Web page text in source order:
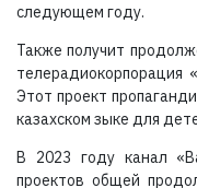
следующем году.
Также получит
телерадиокорпорация
Этот проект
казахском зыке для
В 2023 году канал
проектов общей